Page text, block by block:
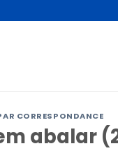
CORRESPONDANCE
abalar